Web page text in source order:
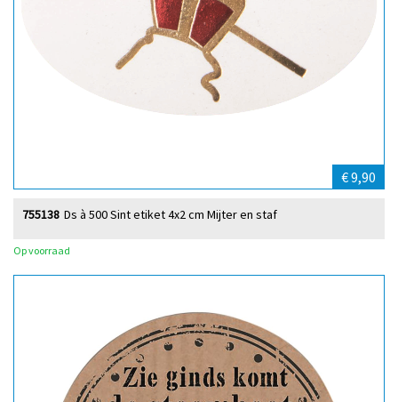
€ 9,90
Ds à 500 Sint etiket 4x2 cm Mijter en staf
755138
Op voorraad